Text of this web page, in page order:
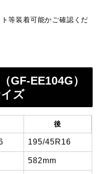
等装着可能かご確認くだ
GF-EE104G）
ズ
後
195/45R16
582mm